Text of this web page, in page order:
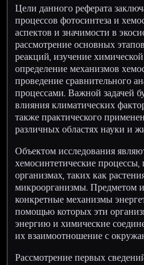
Цели данного реферата
процессов фотосинтеза и
аспектов и значимости в
рассмотрение основных
реакций, изучение
определение механизмов
проведение сравнительного
процессами. Важной задачей
влияния климатических
также практического
различных областях науки и
Объектом исследования
хемосинтетические
организмах, таких как
микроорганизмы. Предметом
конкретные механизмы
помощью которых эти
энергию и химические
их взаимоотношение с
Рассмотрение первых